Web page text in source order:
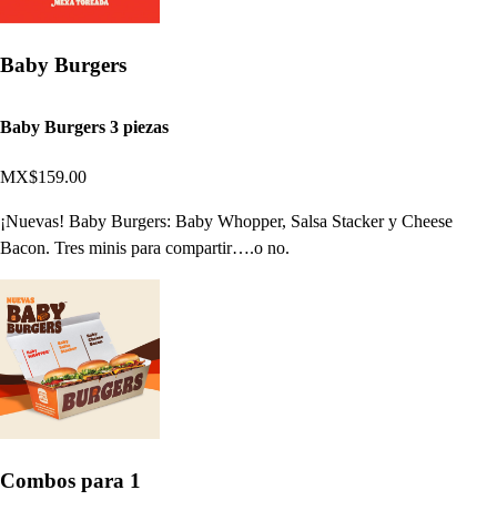
Baby Burgers
Baby Burgers 3 piezas
MX$159.00
¡Nuevas! Baby Burgers: Baby Whopper, Salsa Stacker y Cheese
Bacon. Tres minis para compartir….o no.
Combos para 1